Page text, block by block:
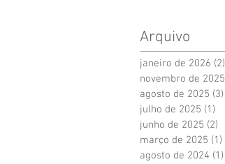
Arquivo
janeiro de 2026 (2)
novembro de 2025
agosto de 2025 (3)
julho de 2025 (1)
junho de 2025 (2)
março de 2025 (1)
agosto de 2024 (1)